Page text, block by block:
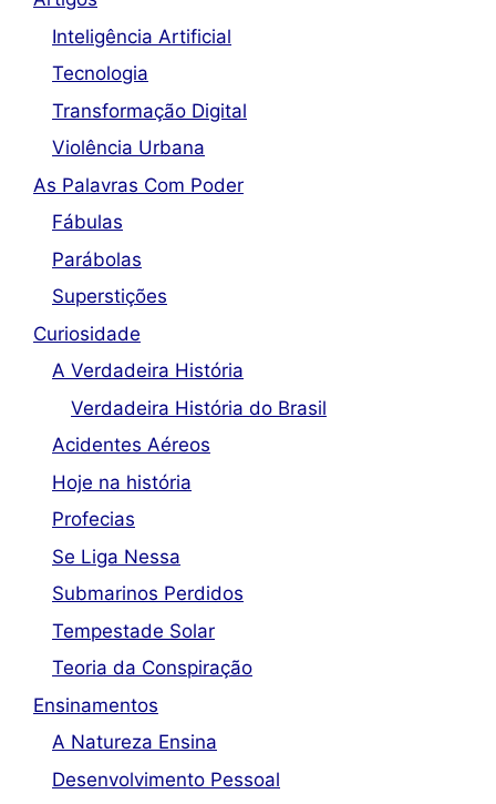
Inteligência Artificial
Tecnologia
Transformação Digital
Violência Urbana
As Palavras Com Poder
Fábulas
Parábolas
Superstições
Curiosidade
A Verdadeira História
Verdadeira História do Brasil
Acidentes Aéreos
Hoje na história
Profecias
Se Liga Nessa
Submarinos Perdidos
Tempestade Solar
Teoria da Conspiração
Ensinamentos
A Natureza Ensina
Desenvolvimento Pessoal